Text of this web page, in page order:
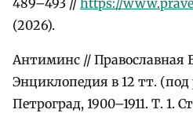
489–493 // https://
(2026).
Антиминс // Православная
Энциклопедия в 12 тт.
Петроград, 1900–1911. Т. 1.